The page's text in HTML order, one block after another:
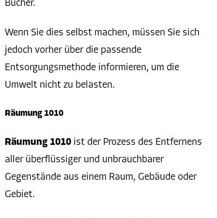
Bücher.
Wenn Sie dies selbst machen, müssen Sie sich
jedoch vorher über die passende
Entsorgungsmethode informieren, um die
Umwelt nicht zu belasten.
Räumung 1010
Räumung 1010 ist der Prozess des Entfernens
aller überflüssiger und unbrauchbarer
Gegenstände aus einem Raum, Gebäude oder
Gebiet.